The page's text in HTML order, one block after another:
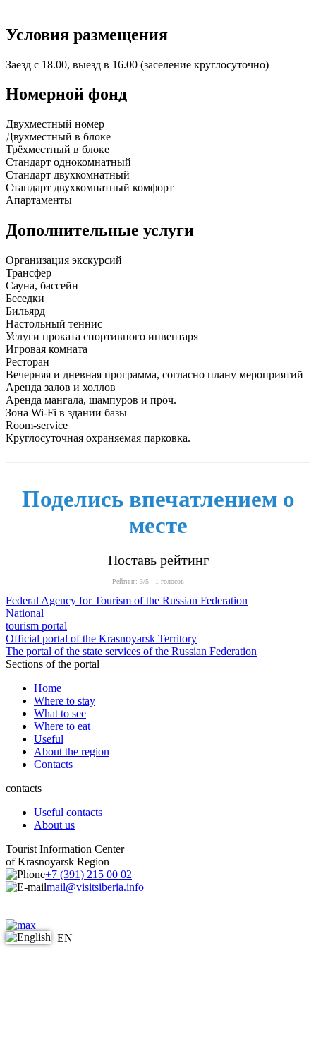
Условия размещения
Заезд с 18.00, выезд в 16.00 (заселение круглосуточно)
Номерной фонд
Двухместный номер
Двухместный в блоке
Трёхместный в блоке
Стандарт однокомнатный
Стандарт двухкомнатный
Стандарт двухкомнатный комфорт
Апартаменты
Дополнительные услуги
Организация экскурсий
Трансфер
Сауна, бассейн
Беседки
Бильярд
Настольный теннис
Услуги проката спортивного инвентаря
Игровая комната
Ресторан
Вечерняя и дневная программа, согласно плану мероприятий
Аренда залов и холлов
Аренда мангала, шампуров и проч.
Зона Wi-Fi в здании базы
Room-service
Круглосуточная охраняемая парковка.
Поделись впечатлением о
месте
Поставь рейтинг
Рейтинг: 3/5 - 1 голосов
Federal Agency for Tourism of the Russian Federation
National
tourism portal
Official portal of the Krasnoyarsk Territory
The portal of the state services of the Russian Federation
Sections of the portal
Home
Where to stay
What to see
Where to eat
Useful
About the region
Contacts
contacts
Useful contacts
About us
Tourist Information Center
of Krasnoyarsk Region
+7 (391) 215 00 02
mail@visitsiberia.info
EN